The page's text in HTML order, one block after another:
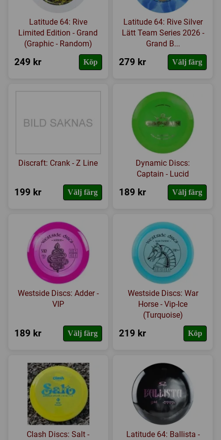
Latitude 64: Rive
Limited Edition - Grand
(Graphic - Random)
249 kr Köp
Latitude 64: Rive Silver
Lätt Team Series 2026 -
Grand B...
279 kr Välj färg
Discraft: Crank - Z Line
199 kr Välj färg
Dynamic Discs:
Captain - Lucid
189 kr Välj färg
Westside Discs: Adder -
VIP
189 kr Välj färg
Westside Discs: War
Horse - Vip-Ice
(Turquoise)
219 kr Köp
Clash Discs: Salt -
Latitude 64: Ballista -